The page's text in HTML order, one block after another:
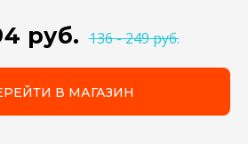
руб. 136 - 249 руб.
В МАГАЗИН